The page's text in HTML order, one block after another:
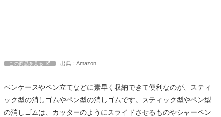
この商品を見る 出典：Amazon
ペンケースやペン立てなどに素早く収納できて便利なのが、スティ
ック型の消しゴムやペン型の消しゴムです。スティック型やペン型
の消しゴムは、カッターのようにスライドさせるものやシャーペン